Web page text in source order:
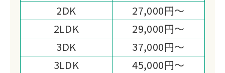
2DK
27,000円～
2LDK
29,000円～
3DK
37,000円～
3LDK
45,000円～